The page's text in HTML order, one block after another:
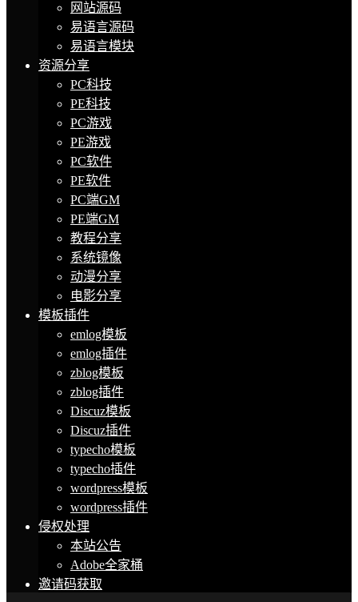
网站源码
易语言源码
易语言模块
资源分享
PC科技
PE科技
PC游戏
PE游戏
PC软件
PE软件
PC端GM
PE端GM
教程分享
系统镜像
动漫分享
电影分享
模板插件
emlog模板
emlog插件
zblog模板
zblog插件
Discuz模板
Discuz插件
typecho模板
typecho插件
wordpress模板
wordpress插件
侵权处理
本站公告
Adobe全家桶
邀请码获取